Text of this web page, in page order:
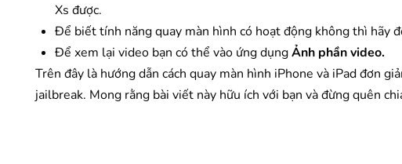
Xs được.
Để biết tính năng quay màn hình có hoạt động không thì hãy
Để xem lại video bạn có thể vào ứng dụngẢnh phần video.
Trên đây là hướng dẫn cách quay màn hình iPhone và iPad đơn
jailbreak. Mong rằng bài viết này hữu ích với bạn và đừng quên